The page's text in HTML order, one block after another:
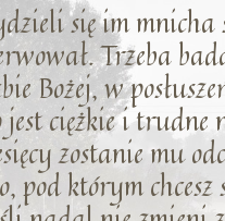
się im mnicha
Trzeba
Bożej, w
jest ciężkie i trudne
zostanie mu
pod którym chcesz